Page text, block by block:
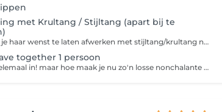
met Krultang / Stijltang (apart bij te
Indien je je haar wenst te laten afwerken met stijltang/krultang na een brushing of snit & brushing, gelieve deze dienst apart bij te boeken.
together 1 persoon
Ze zijn helemaal in! maar hoe maak je nu zo'n losse nonchalante krul in je haren? In deze mini workshop leer je omgaan met een stijltang en leer je technieken voor die ideale nonchalante krul!